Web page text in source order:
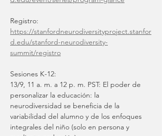
Registro:
https://stanfordneurodiversityproject.stanfor
d.edu/stanford-neurodiversity-
summit/registro
Sesiones K-12:
13/9, 11 a. m. a 12 p. m. PST: El poder de
personalizar la educación: la
neurodiversidad se beneficia de la
variabilidad del alumno y de los enfoques
integrales del niño (solo en persona y